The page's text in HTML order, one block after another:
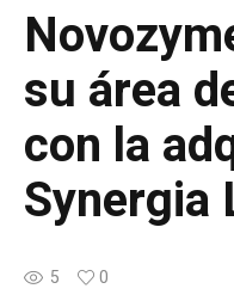
su área
con la
Synergia
5 0